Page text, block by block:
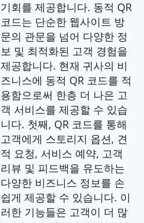
기회를 제공합니다. 동적 QR
코드는 단순한 웹사이트 방
문의 관문을 넘어 다양한 정
보 및 최적화된 고객 경험을
제공합니다. 현재 귀사의 비
즈니스에 동적 QR 코드를 적
용함으로써 한층 더 나은 고
객 서비스를 제공할 수 있습
니다. 첫째, QR 코드를 통해
고객에게 스토리지 옵션, 견
적 요청, 서비스 예약, 고객
리뷰 및 피드백을 유도하는
다양한 비즈니스 정보를 손
쉽게 제공할 수 있습니다. 이
러한 기능들은 고객이 더 많